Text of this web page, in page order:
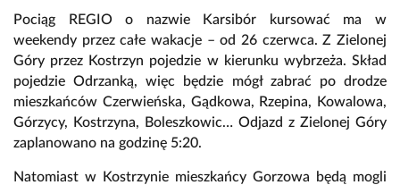
Pociąg REGIO o nazwie Karsibór kursować ma w
weekendy przez całe wakacje – od 26 czerwca. Z Zielonej
Góry przez Kostrzyn pojedzie w kierunku wybrzeża. Skład
pojedzie Odrzanką, więc będzie mógł zabrać po drodze
mieszkańców Czerwieńska, Gądkowa, Rzepina, Kowalowa,
Górzycy, Kostrzyna, Boleszkowic… Odjazd z Zielonej Góry
zaplanowano na godzinę 5:20.
Natomiast w Kostrzynie mieszkańcy Gorzowa będą mogli